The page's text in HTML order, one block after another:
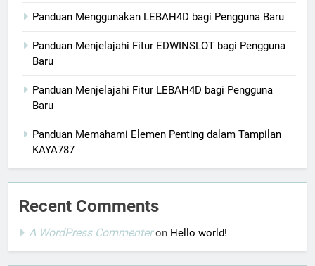
Panduan Menggunakan LEBAH4D bagi Pengguna Baru
Panduan Menjelajahi Fitur EDWINSLOT bagi Pengguna
Baru
Panduan Menjelajahi Fitur LEBAH4D bagi Pengguna
Baru
Panduan Memahami Elemen Penting dalam Tampilan
KAYA787
Recent Comments
A WordPress Commenteron Hello world!